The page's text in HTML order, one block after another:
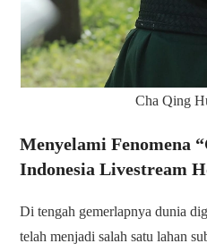
Cha Qing
Menyelami Fenomena
Indonesia Livestream
Di tengah gemerlapnya dunia
telah menjadi salah satu lahan